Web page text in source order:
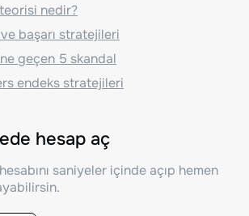
nedir?
ve başarı stratejileri
geçen 5 skandal
endeks stratejileri
hesap aç
saniyeler içinde açıp hemen